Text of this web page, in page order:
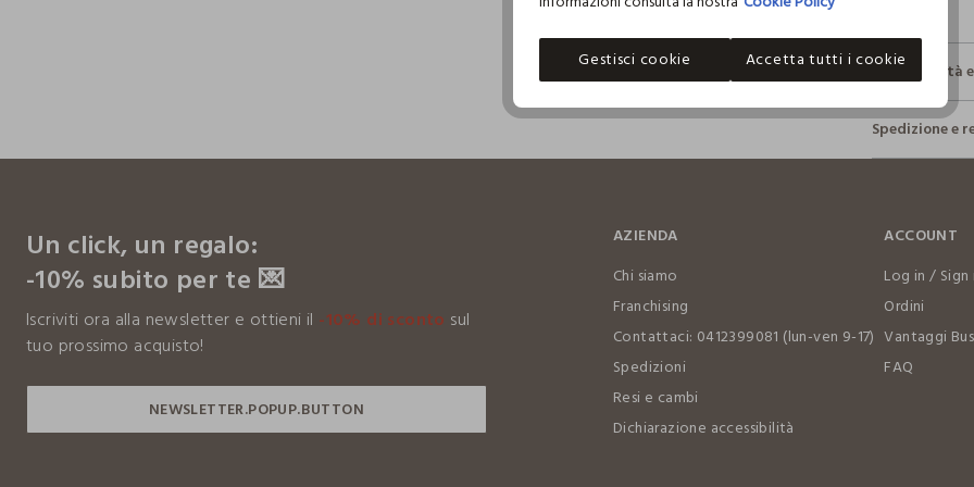
Sostenibilità
Sicurezza
Il 100% dei
fisici, per
Clicca qui
I nostri
HANGZHOU
MADE IN
Spedizione e
Un click, un regalo:
-10% subito per te 💌
Iscriviti ora alla newsletter e ottieni il -10% di sconto sul
tuo prossimo acquisto!
AZIENDA
Chi siamo
Franchising
Contattaci: 0412399081 (lun-ven 9-17)
Spedizioni
Resi e cambi
Dichiarazione accessibilità
ACCOUNT
Log in / Sign
Ordini
Vantaggi
FAQ
Gestisci cookie Accetta tutti i cookie